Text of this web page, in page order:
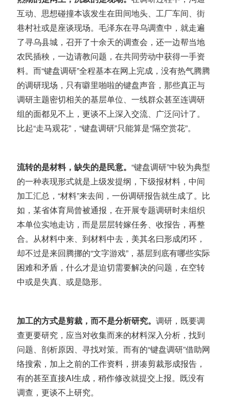
互动、思想碰撞本该发生在田间地头、工厂车间、街
巷村社或是座谈现场。毛泽东在寻乌调查中，就走遍
了寻乌县城，召开了十余天的调查会，还一边帮当地
农民插秧，一边请教问题，在共同劳动中获得一手资
料。而“键盘调研”全程基本在网上完成，没有热气腾腾
的调研现场，只有噼里啪啦的键盘声音，那些真正与
调研主题密切相关的基层单位、一线群众甚至连调研
组的面都见不上，更谈不上深入交流、广泛问计了。
比起“走马观花”，“键盘调研”只能算是“隔空赏花”。
流转的是材料，缺失的是民意。 “键盘调研”中较为典型
的一种表现形式就是上级发提纲，下级报材料，中间
加工汇总，“材料”来去间，一份调研报告就生成了。 比
如，某省体育局曾被通报， 在开展专题调研时未组织
本单位实地走访，而是层层转嫁任务、收报告，再整
合。 从材料中来、到材料中去，美其名曰形成闭环 ，
却不过是来回腾挪的“文字游戏”，基层到底有哪些实际
困难和矛盾，什么才是迫切需要解决的问题，在空转
中或是失真、或是隐形。
加工的方式是剪裁，而不是分析研究。 调研，既要调
查更要研究，应当对收集而来的材料深入分析，找到
问题、剖析原因、寻找对策。而有的“键盘调研”借助网
络搜索，加上之前的工作资料，拼凑剪裁形成报告，
有的甚至直接AI生成，稍作修改就提交上报。既没有
调查，更谈不上研究。